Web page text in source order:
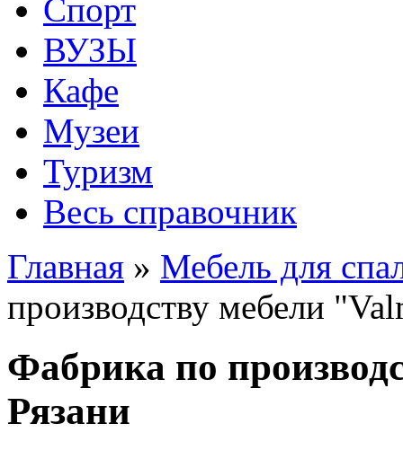
Спорт
ВУЗЫ
Кафе
Музеи
Туризм
Весь справочник
Главная » Мебель для
производству мебели
Фабрика по
Рязани